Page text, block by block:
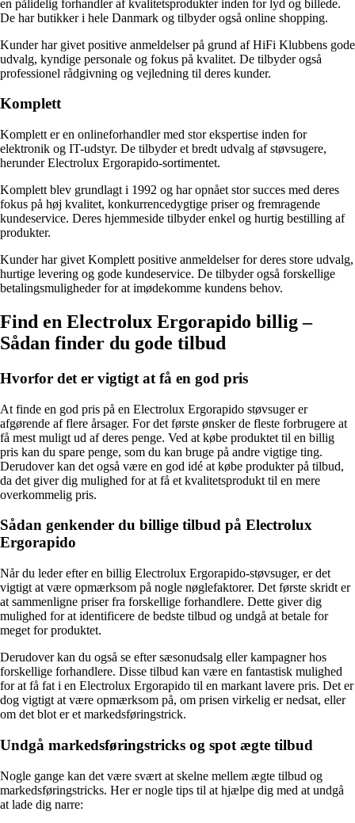
en pålidelig forhandler af kvalitetsprodukter inden for lyd og billede.
De har butikker i hele Danmark og tilbyder også online shopping.
Kunder har givet positive anmeldelser på grund af HiFi Klubbens gode
udvalg, kyndige personale og fokus på kvalitet. De tilbyder også
professionel rådgivning og vejledning til deres kunder.
Komplett
Komplett er en onlineforhandler med stor ekspertise inden for
elektronik og IT-udstyr. De tilbyder et bredt udvalg af støvsugere,
herunder Electrolux Ergorapido-sortimentet.
Komplett blev grundlagt i 1992 og har opnået stor succes med deres
fokus på høj kvalitet, konkurrencedygtige priser og fremragende
kundeservice. Deres hjemmeside tilbyder enkel og hurtig bestilling af
produkter.
Kunder har givet Komplett positive anmeldelser for deres store udvalg,
hurtige levering og gode kundeservice. De tilbyder også forskellige
betalingsmuligheder for at imødekomme kundens behov.
Find en Electrolux Ergorapido billig –
Sådan finder du gode tilbud
Hvorfor det er vigtigt at få en god pris
At finde en god pris på en Electrolux Ergorapido støvsuger er
afgørende af flere årsager. For det første ønsker de fleste forbrugere at
få mest muligt ud af deres penge. Ved at købe produktet til en billig
pris kan du spare penge, som du kan bruge på andre vigtige ting.
Derudover kan det også være en god idé at købe produkter på tilbud,
da det giver dig mulighed for at få et kvalitetsprodukt til en mere
overkommelig pris.
Sådan genkender du billige tilbud på Electrolux
Ergorapido
Når du leder efter en billig Electrolux Ergorapido-støvsuger, er det
vigtigt at være opmærksom på nogle nøglefaktorer. Det første skridt er
at sammenligne priser fra forskellige forhandlere. Dette giver dig
mulighed for at identificere de bedste tilbud og undgå at betale for
meget for produktet.
Derudover kan du også se efter sæsonudsalg eller kampagner hos
forskellige forhandlere. Disse tilbud kan være en fantastisk mulighed
for at få fat i en Electrolux Ergorapido til en markant lavere pris. Det er
dog vigtigt at være opmærksom på, om prisen virkelig er nedsat, eller
om det blot er et markedsføringstrick.
Undgå markedsføringstricks og spot ægte tilbud
Nogle gange kan det være svært at skelne mellem ægte tilbud og
markedsføringstricks. Her er nogle tips til at hjælpe dig med at undgå
at lade dig narre: